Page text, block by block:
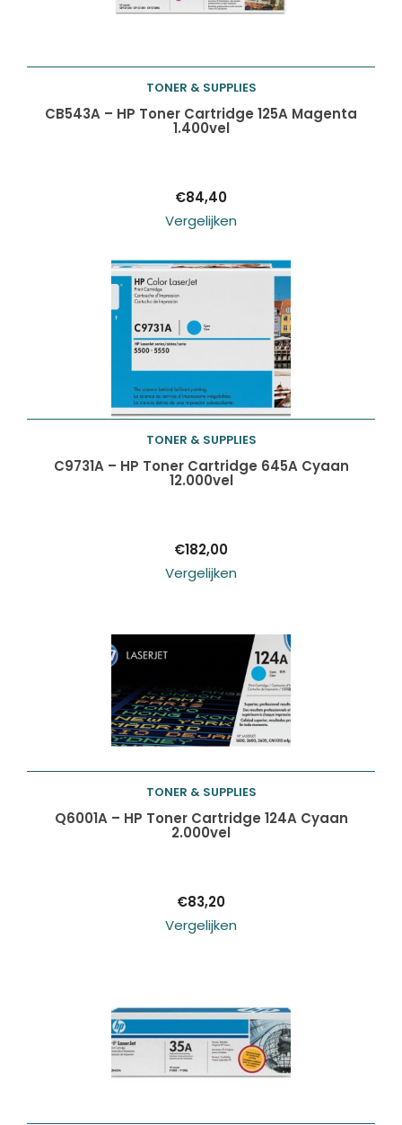
Toevoegen aan
TONER & SUPPLIES
CB543A – HP Toner Cartridge 125A Magenta
1.400vel
€84,40
Vergelijken
Toevoegen aan
TONER & SUPPLIES
C9731A – HP Toner Cartridge 645A Cyaan
12.000vel
€182,00
Vergelijken
Toevoegen aan
TONER & SUPPLIES
Q6001A – HP Toner Cartridge 124A Cyaan
2.000vel
€83,20
Vergelijken